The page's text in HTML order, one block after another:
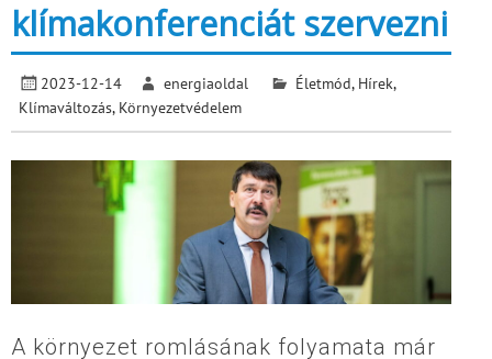
klímakonferenciát szervezni
2023-12-14 energiaoldal Életmód, Hírek,
Klímaváltozás, Környezetvédelem
A környezet romlásának folyamata már